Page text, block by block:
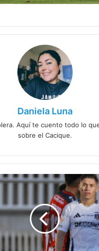
Daniela Luna
Aquí te cuento todo lo
sobre el Cacique.